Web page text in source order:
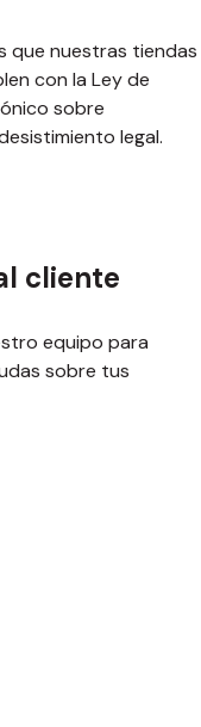
que nuestras tiendas
con la Ley de
sobre
legal.
cliente
equipo para
sobre tus